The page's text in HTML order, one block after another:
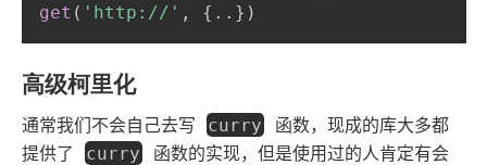
get ( 'http://' , { . . } )
高级柯里化
通常我们不会自己去写 curry函数，现成的库大多都
提供了
curry函数的实现，但是使用过的人肯定有会